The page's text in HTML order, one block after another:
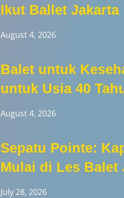
Ikut Ballet Jakarta
August 4, 2026
Balet untuk
untuk Usia 40
August 4, 2026
Sepatu Pointe:
Mulai di Les Balet
July 28, 2026